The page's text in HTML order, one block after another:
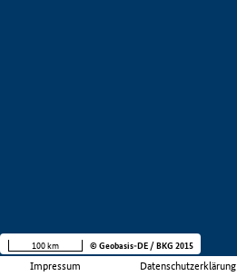
Impressum Datenschutzerklärung
100 km © Geobasis-DE / BKG 2015